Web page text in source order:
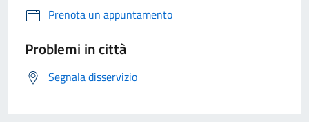
Prenota un appuntamento
Problemi in città
Segnala disservizio